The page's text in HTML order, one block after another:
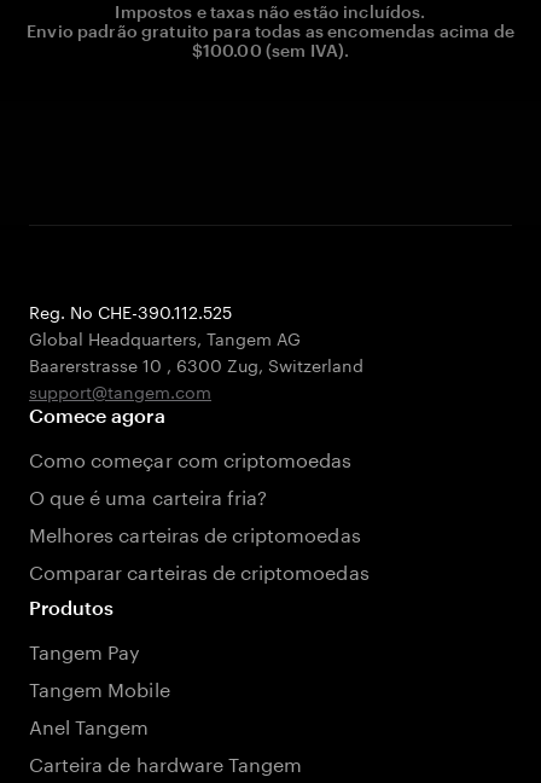
Impostos e taxas não estão incluídos.
Envio padrão gratuito para todas as encomendas acima de
$100.00 (sem IVA).
Reg. No CHE-390.112.525
Global Headquarters, Tangem AG
Baarerstrasse 10 , 6300 Zug, Switzerland
support@tangem.com
Comece agora
Como começar com criptomoedas
O que é uma carteira fria?
Melhores carteiras de criptomoedas
Comparar carteiras de criptomoedas
Produtos
Tangem Pay
Tangem Mobile
Anel Tangem
Carteira de hardware Tangem